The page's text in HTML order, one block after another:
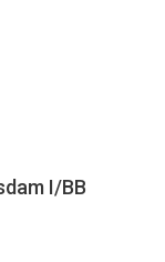
I/BB